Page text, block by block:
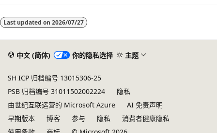
Last updated on 2026/07/27
中文 (简体) 你的隐私选择 主题
SH ICP 归档编号 13015306-25
PSB 归档编号 31011502002224
隐私
由世纪互联运营的 Microsoft Azure
AI 免责声明
早期版本
博客 参与 隐私
消费者健康隐私